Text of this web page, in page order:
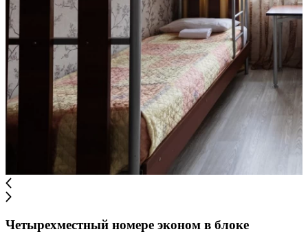
Четырехместный номере эконом в блоке